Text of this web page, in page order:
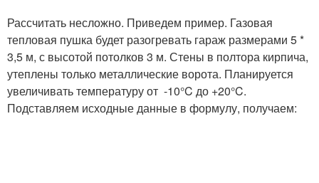
Рассчитать несложно. Приведем пример. Газовая
тепловая пушка будет разогревать гараж размерами 5 *
3,5 м, с высотой потолков 3 м. Стены в полтора кирпича,
утеплены только металлические ворота. Планируется
увеличивать температуру от -10°C до +20°C.
Подставляем исходные данные в формулу, получаем: